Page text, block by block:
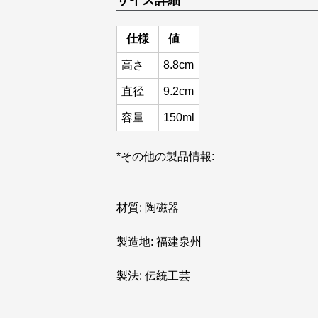
仕様 値
高さ 8.8cm
直径 9.2cm
容量 150ml
*その他の製品情報:
材質: 陶磁器
製造地: 福建泉州
製法: 伝統工芸